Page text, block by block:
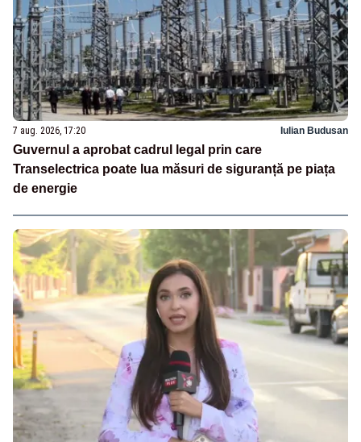
7 aug. 2026, 17:20 Iulian Budusan
Guvernul a aprobat cadrul legal prin care
Transelectrica poate lua măsuri de siguranță pe piața
de energie